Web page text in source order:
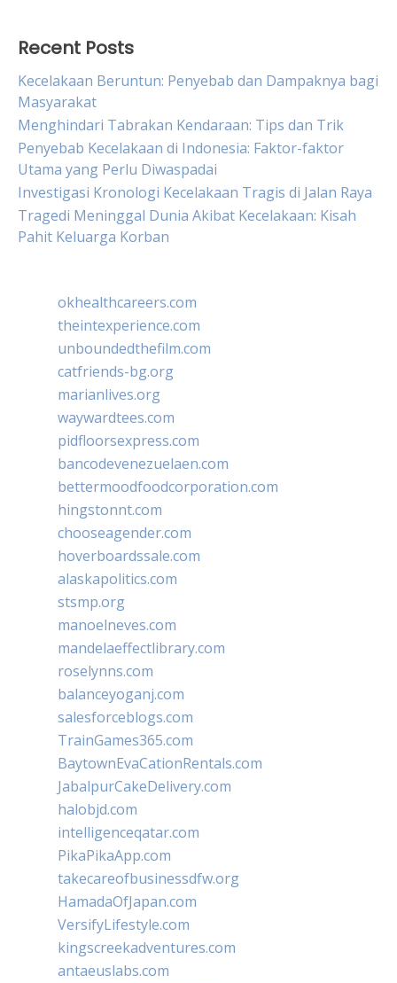
Recent Posts
Kecelakaan Beruntun: Penyebab dan Dampaknya bagi
Masyarakat
Menghindari Tabrakan Kendaraan: Tips dan Trik
Penyebab Kecelakaan di Indonesia: Faktor-faktor
Utama yang Perlu Diwaspadai
Investigasi Kronologi Kecelakaan Tragis di Jalan Raya
Tragedi Meninggal Dunia Akibat Kecelakaan: Kisah
Pahit Keluarga Korban
okhealthcareers.com
theintexperience.com
unboundedthefilm.com
catfriends-bg.org
marianlives.org
waywardtees.com
pidfloorsexpress.com
bancodevenezuelaen.com
bettermoodfoodcorporation.com
hingstonnt.com
chooseagender.com
hoverboardssale.com
alaskapolitics.com
stsmp.org
manoelneves.com
mandelaeffectlibrary.com
roselynns.com
balanceyoganj.com
salesforceblogs.com
TrainGames365.com
BaytownEvaCationRentals.com
JabalpurCakeDelivery.com
halobjd.com
intelligenceqatar.com
PikaPikaApp.com
takecareofbusinessdfw.org
HamadaOfJapan.com
VersifyLifestyle.com
kingscreekadventures.com
antaeuslabs.com